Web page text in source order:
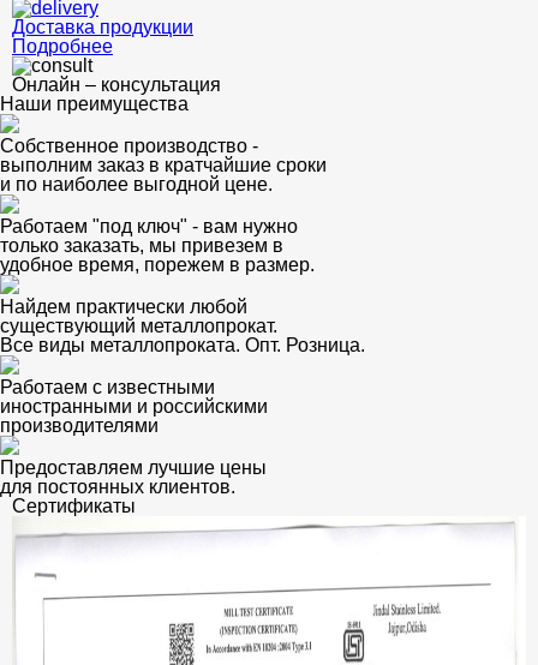
Доставка продукции
Подробнее
Онлайн – консультация
Наши преимущества
Собственное производство -
выполним заказ в кратчайшие сроки
и по наиболее выгодной цене.
Работаем "под ключ" - вам нужно
только заказать, мы привезем в
удобное время, порежем в размер.
Найдем практически любой
существующий металлопрокат.
Все виды металлопроката. Опт. Розница.
Работаем с известными
иностранными и российскими
производителями
Предоставляем лучшие цены
для постоянных клиентов.
Сертификаты